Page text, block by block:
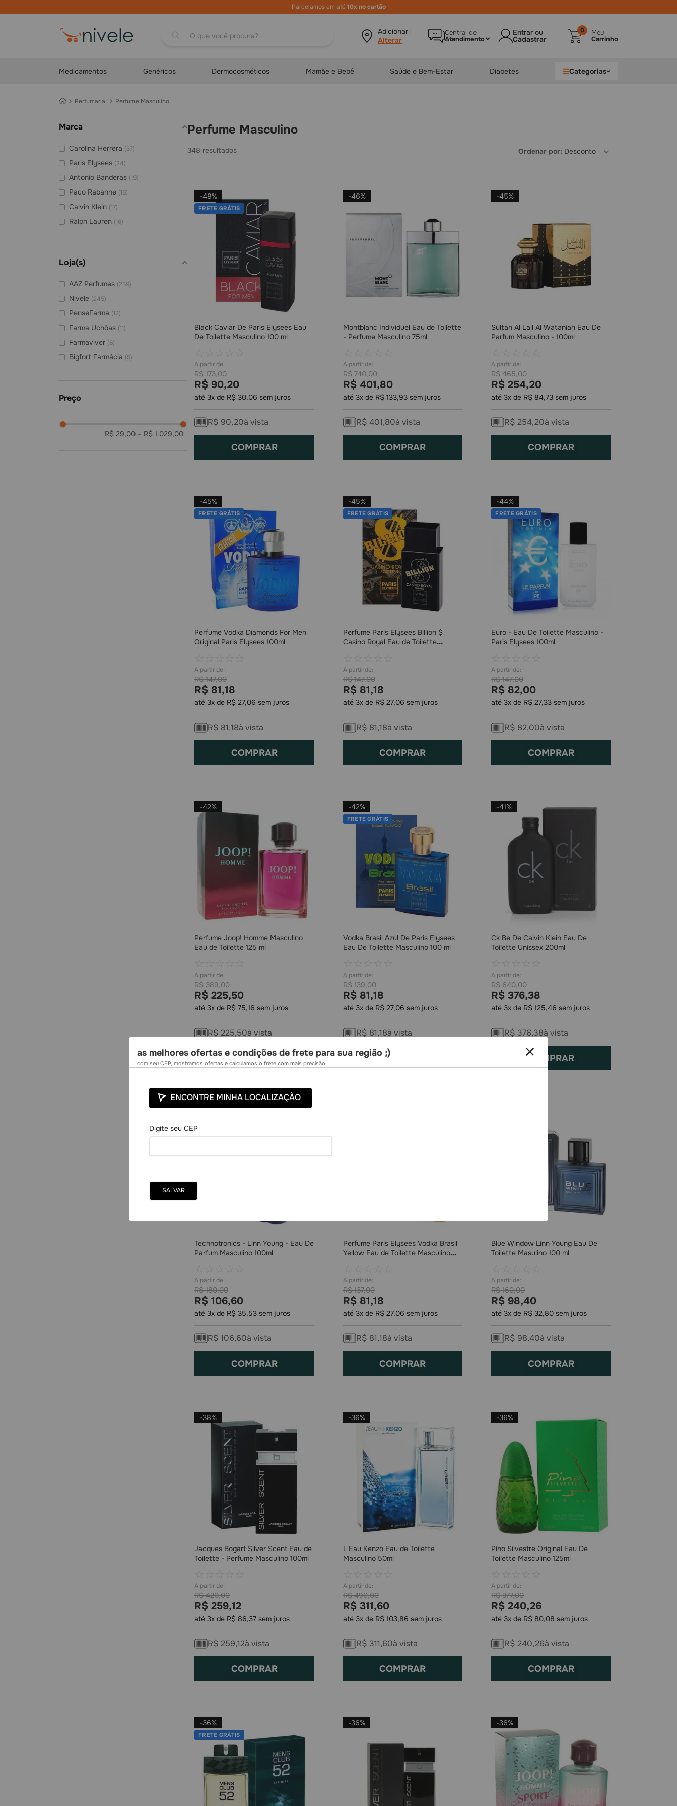
Parcelamos em até10x no cartão
O que você procura? Adicionar local Central de
Atendimento
0 Meu
Carrinho
Medicamentos Genéricos Dermocosméticos Mamãe e Bebê Saúde e Bem-Estar Diabetes Categorias
Perfumaria Perfume Masculino
Marca
Carolina Herrera (37)
Paris Elysees (24)
Antonio Banderas (19)
Paco Rabanne (18)
Calvin Klein (17)
Ralph Lauren (16)
Ulric de Varens
Animale (
Loja(s)
AAZ Perfumes (259)
Nivele (245)
PenseFarma (12)
Farma Uchôas (11)
Farmaviver (6)
Bigfort Farmácia (5)
Drogaria Doutor Domingos
R$ 29,00 – R$ 1.029,00
Perfume Masculino
348 Ordenar por Desconto
-48%
Black Caviar De Paris Elysees Eau
De Toilette Masculino 100 ml
R$ 173,00
R$ 90,20
até 3x de R$ 30,06 sem juros
R$ 90,20à vista
COMPRAR
FRETE GRÁTIS
-46%
Montblanc Individuel Eau de Toilette
- Perfume Masculino 75ml
R$ 740,00
R$ 401,80
até 3x de R$ 133,93sem juros
R$ 401,80à vista
COMPRAR
-45%
Sultan Al Lail Al Wataniah Eau De
Parfum Masculino - 100ml
R$ 465,00
R$ 254,20
até3x de R$ 84,73 sem juros
R$ 254,20à vista
COMPRAR
-45%
Perfume Vodka Diamonds For Men
Original Paris Elysees 100ml
R$ 147,00
R$ 81,18
até 3x de R$ 27,06 sem juros
R$ 81,18à vista
COMPRAR
FRETE GRÁTIS
-45%
Perfume Paris Elysees Billion $
Casino Royal Eau de Toilette
R$ 147,00
R$ 81,18
até 3x de R$ 27,06 sem juros
R$ 81,18à vista
COMPRAR
FRETE GRÁTIS
-44%
Euro - Eau De Toilette Masculino -
Paris Elysees 100ml
R$ 147,00
R$ 82,00
até3x de R$ 27,33 sem juros
R$ 82,00à vista
COMPRAR
FRETE GRÁTIS
-42%
Perfume Joop! Homme Masculino
Eau de Toilette 125 ml
R$ 389,00
R$ 225,50
até 3x de R$ 75,16 sem juros
R$ 225,50à vista
COMPRAR
-42%
Vodka Brasil Azul De Paris Elysees
Eau De Toilette Masculino 100 ml
R$ 139,00
R$ 81,18
até 3x de R$ 27,06 sem juros
R$ 81,18à vista
COMPRAR
FRETE GRÁTIS
-41%
Ck Be De Calvin Klein Eau De
Toilette Unissex 200ml
R$ 640,00
R$ 376,38
até3x de R$ 125,46 sem juros
R$ 376,38à vista
COMPRAR
Technotronics - Linn Young - Eau De
Parfum Masculino 100ml
R$ 180,00
R$ 106,60
até 3x de R$ 35,53 sem juros
R$ 106,60à vista
COMPRAR
Perfume Paris Elysees Vodka Brasil
Yellow Eau de Toilette Masculino
R$ 137,00
R$ 81,18
até 3x de R$ 27,06 sem juros
R$ 81,18à vista
COMPRAR
Blue Window Linn Young Eau De
Toilette Masulino 100 ml
R$ 160,00
R$ 98,40
até3x de R$ 32,80 sem juros
R$ 98,40à vista
COMPRAR
-38%
Jacques Bogart Silver Scent Eau de
Toilette - Perfume Masculino 100ml
R$ 420,00
R$ 259,12
até 3x de R$ 86,37 sem juros
R$ 259,12à vista
COMPRAR
-36%
L'Eau Kenzo Eau de Toilette
Masculino 50ml
R$ 490,00
R$ 311,60
até 3x de R$ 103,86 sem juros
R$ 311,60à vista
COMPRAR
-36%
Pino Silvestre Original Eau De
Toilette Masculino 125ml
R$ 377,00
R$ 240,26
até3x de R$ 80,08 sem juros
R$ 240,26à vista
COMPRAR
-36%
FRETE GRÁTIS
-36% -36%
as melhores ofertas e condições de frete para sua região ;)
com seu CEP, mostramos ofertas e calculamos o frete com mais precisão.
ENCONTRE MINHA LOCALIZAÇÃO